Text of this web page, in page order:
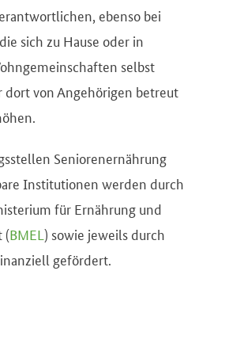
ebenso bei
sich zu Hause oder in
selbst
dort von Angehörigen betreut
Seniorenernährung
Institutionen werden durch
für Ernährung und
(BMEL ) sowie jeweils durch
gefördert.